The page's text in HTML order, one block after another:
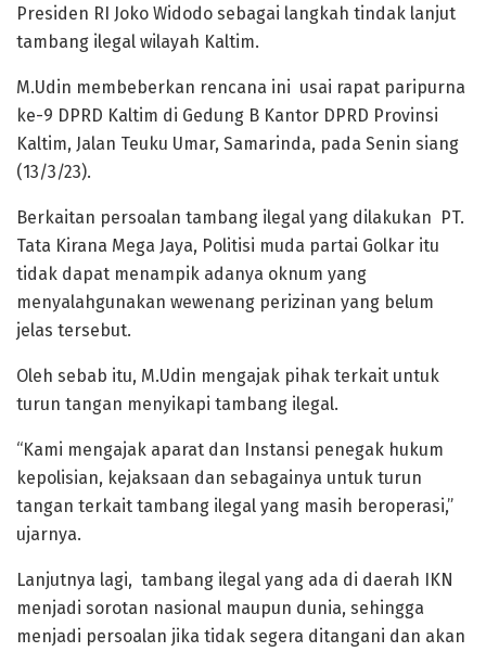
Presiden RI Joko Widodo sebagai langkah tindak lanjut
tambang ilegal wilayah Kaltim.
M.Udin membeberkan rencana ini usai rapat paripurna
ke-9 DPRD Kaltim di Gedung B Kantor DPRD Provinsi
Kaltim, Jalan Teuku Umar, Samarinda, pada Senin siang
(13/3/23).
Berkaitan persoalan tambang ilegal yang dilakukan PT.
Tata Kirana Mega Jaya, Politisi muda partai Golkar itu
tidak dapat menampik adanya oknum yang
menyalahgunakan wewenang perizinan yang belum
jelas tersebut.
Oleh sebab itu, M.Udin mengajak pihak terkait untuk
turun tangan menyikapi tambang ilegal.
“Kami mengajak aparat dan Instansi penegak hukum
kepolisian, kejaksaan dan sebagainya untuk turun
tangan terkait tambang ilegal yang masih beroperasi,”
ujarnya.
Lanjutnya lagi, tambang ilegal yang ada di daerah IKN
menjadi sorotan nasional maupun dunia, sehingga
menjadi persoalan jika tidak segera ditangani dan akan